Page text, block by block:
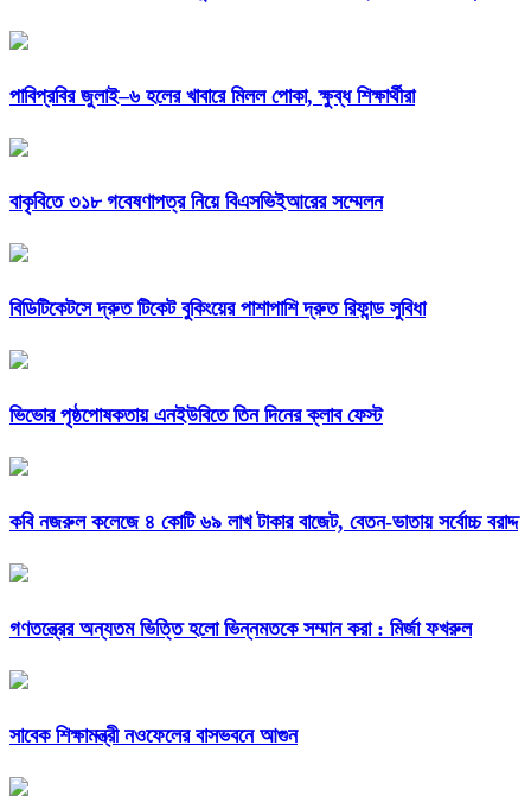
পাবিপ্রবির জুলাই–৬ হলের খাবারে মিলল পোকা, ক্ষুব্ধ শিক্ষার্থীরা
বাকৃবিতে ৩১৮ গবেষণাপত্র নিয়ে বিএসভিইআরের সম্মেলন
বিডিটিকেটসে দ্রুত টিকেট বুকিংয়ের পাশাপাশি দ্রুত রিফান্ড সুবিধা
ভিভোর পৃষ্ঠপোষকতায় এনইউবিতে তিন দিনের ক্লাব ফেস্ট
কবি নজরুল কলেজে ৪ কোটি ৬৯ লাখ টাকার বাজেট, বেতন-ভাতায় সর্বোচ্চ বরাদ্দ
গণতন্ত্রের অন্যতম ভিত্তি হলো ভিন্নমতকে সম্মান করা : মির্জা ফখরুল
সাবেক শিক্ষামন্ত্রী নওফেলের বাসভবনে আগুন